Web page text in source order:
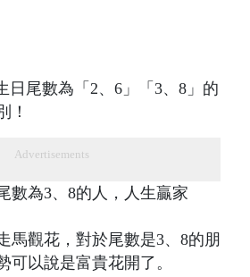
Advertisements
數為3、8的人，人生贏家
馬觀花，對於尾數是3、8的朋
可以說是富貴花開了。